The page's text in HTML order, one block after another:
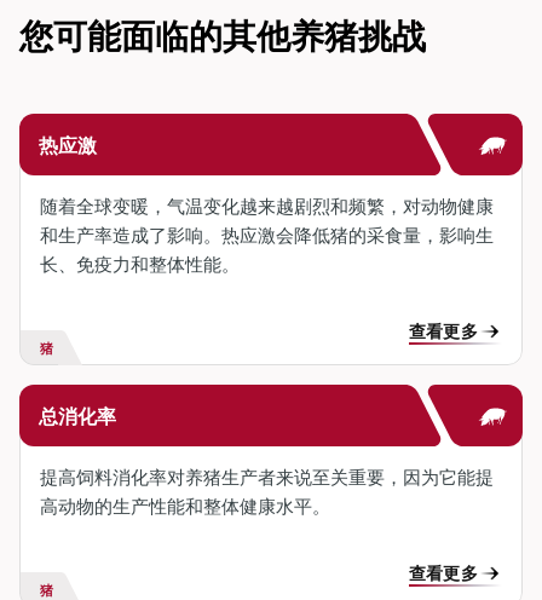
您可能面临的其他养猪挑战
热应激
随着全球变暖，气温变化越来越剧烈和频繁，对动物健康
和生产率造成了影响。热应激会降低猪的采食量，影响生
长、免疫力和整体性能。
查看更多
猪
总消化率
提高饲料消化率对养猪生产者来说至关重要，因为它能提
高动物的生产性能和整体健康水平。
查看更多
猪